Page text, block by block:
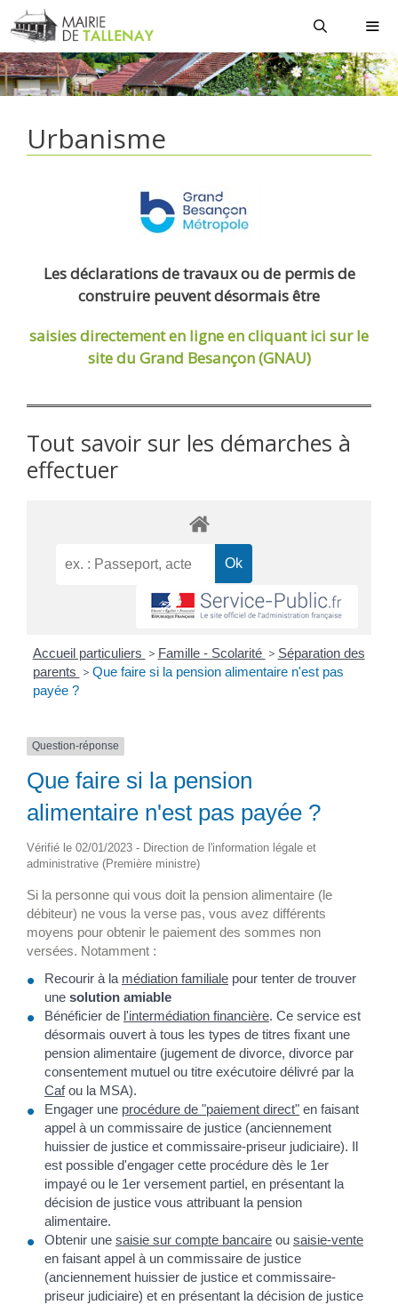
Aller
au
contenu
Urbanisme
Les déclarations de travaux ou de permis de
construire peuvent désormais être
saisies directement en ligneen cliquant ici sur le
site du Grand Besançon (GNAU)
Tout savoir sur les démarches à
effectuer
Accueil particuliers > Famille - Scolarité > Séparation des
parents > Que faire si la pension alimentaire n'est pas
payée ?
Question-réponse
Que faire si la pension
alimentaire n'est pas payée ?
Vérifié le 02/01/2023 - Direction de l'information légale et
administrative (Première ministre)
Si la personne qui vous doit la pension alimentaire (le
débiteur) ne vous la verse pas, vous avez différents
moyens pour obtenir le paiement des sommes non
versées. Notamment :
Recourir à la médiation familiale pour tenter de trouver
une solution amiable
Bénéficier de l'intermédiation financière. Ce service est
désormais ouvert à tous les types de titres fixant une
pension alimentaire (jugement de divorce, divorce par
consentement mutuel ou titre exécutoire délivré par la
Cafou la MSA).
Engager une procédure de "paiement direct" en faisant
appel à un commissaire de justice (anciennement
huissier de justice et commissaire-priseur judiciaire). Il
est possible d'engager cette procédure dès le 1er
impayé ou le 1er versement partiel, en présentant la
décision de justice vous attribuant la pension
alimentaire.
Obtenir une saisie sur compte bancaire ou saisie-vente
en faisant appel à un commissaire de justice
(anciennement huissier de justice et commissaire-
priseur judiciaire) et en présentant la décision de justice